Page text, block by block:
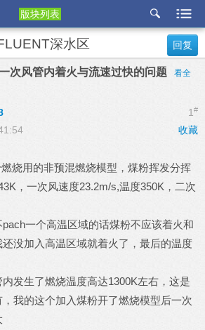
版块列表
etu
p
回复
深水区
次风管内着火与流速过快的问题
看全
1 #
收藏
用的非预混燃烧模型，煤粉挥发分挥
，一次风速度23.2m/s,温度350K，二次
一个高温区域的话煤粉不应该着火和
没加入高温区域就着火了，最后的温度
发生了燃烧温度高达1300K左右，这是
我的这个加入煤粉开了燃烧模型后一次